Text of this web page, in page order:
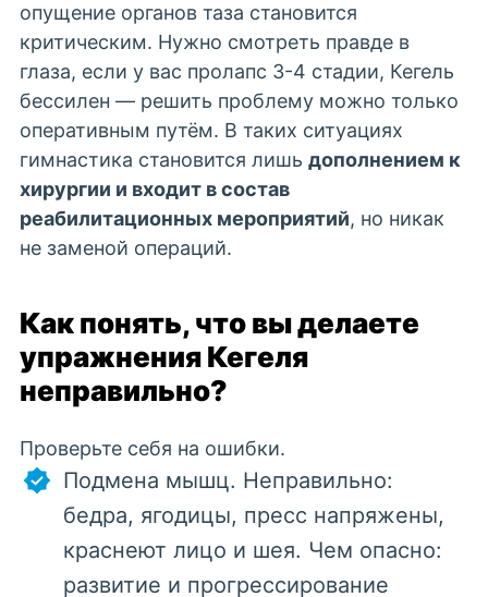
опущение органов таза становится
критическим. Нужно смотреть правде в
глаза, если у вас пролапс 3-4 стадии, Кегель
бессилен — решить проблему можно только
оперативным путём. В таких ситуациях
гимнастика становится лишь дополнением к
хирургии и входит в состав
реабилитационных мероприятий, но никак
не заменой операций.
Как понять, что вы делаете
упражнения Кегеля
неправильно?
Проверьте себя на ошибки.
Подмена мышц. Неправильно:
бедра, ягодицы, пресс напряжены,
краснеют лицо и шея. Чем опасно:
развитие и прогрессирование